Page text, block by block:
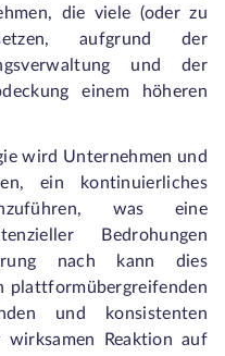
die viele (oder zu
aufgrund der
und der
einem höheren
wird Unternehmen und
ein kontinuierliches
was eine
Bedrohungen
nach kann dies
plattformübergreifenden
und konsistenten
wirksamen Reaktion auf